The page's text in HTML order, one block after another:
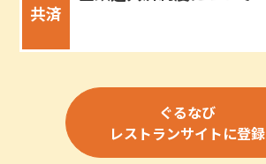
共済
ぐるなび
レストランサイトに登録